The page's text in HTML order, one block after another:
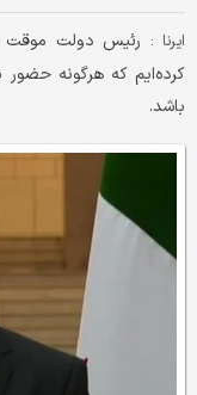
ایرنا : رئیس‌ دولت موقت
کرده‌ایم که هرگونه
باشد.